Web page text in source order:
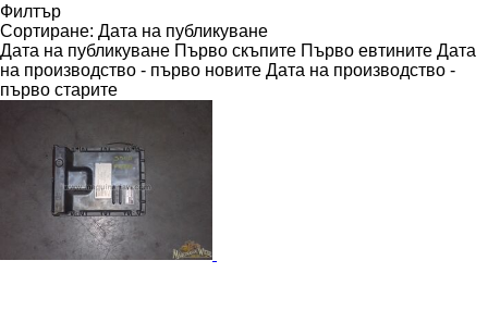
Филтър
Сортиране: Дата на публикуване
Дата на публикуване Първо скъпите Първо евтините Дата
на производство - първо новите Дата на производство -
първо старите